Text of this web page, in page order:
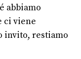
abbiamo
ci viene
invito, restiamo